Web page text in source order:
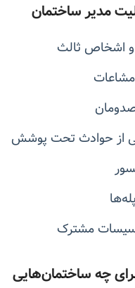
مدیر ساختمان
اشخاص ثالث
از حوادث تحت پوشش
مشترک
چه ساختمان‌هایی